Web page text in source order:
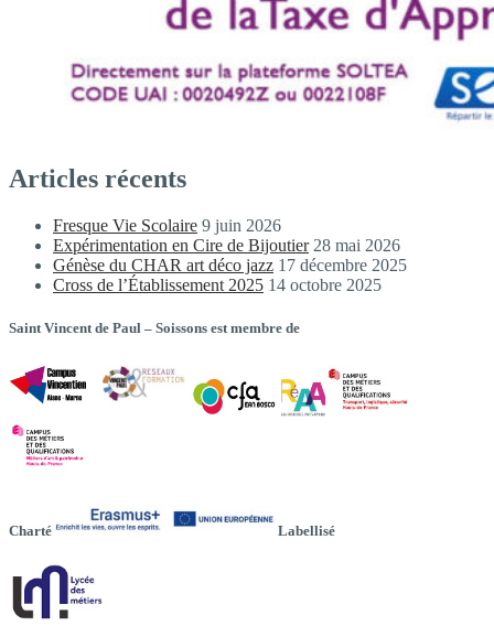
Articles récents
Fresque Vie Scolaire 9 juin 2026
Expérimentation en Cire de Bijoutier 28 mai 2026
Génèse du CHAR art déco jazz 17 décembre 2025
Cross de l’Établissement 2025 14 octobre 2025
Saint Vincent de Paul – Soissons est membre de
Charté Labellisé